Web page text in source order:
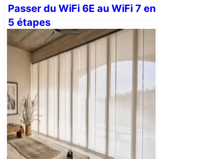
Passer du WiFi 6E au WiFi 7 en
5 étapes